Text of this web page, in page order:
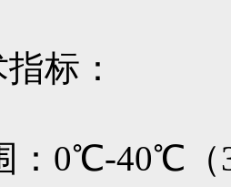
标：
：0℃-40℃（